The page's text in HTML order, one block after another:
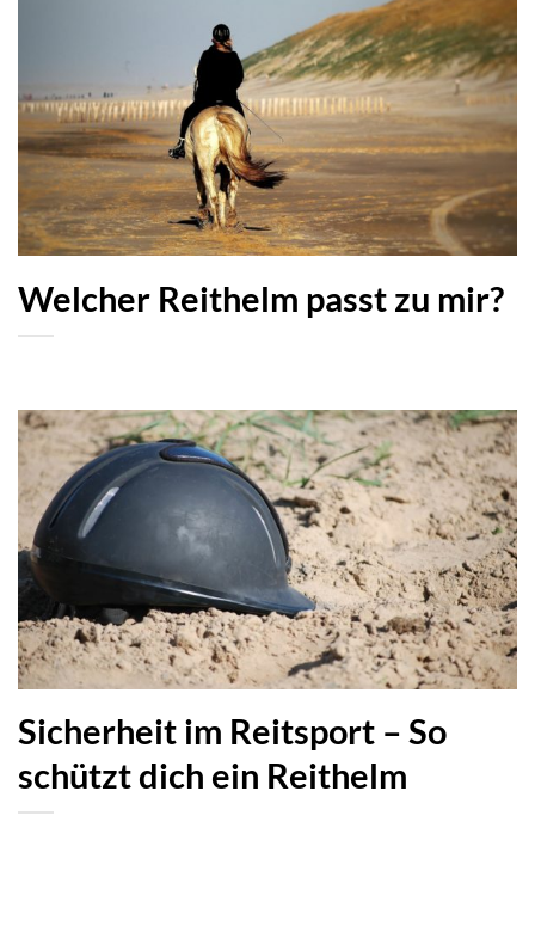
Welcher Reithelm passt zu mir?
Sicherheit im Reitsport – So
schützt dich ein Reithelm